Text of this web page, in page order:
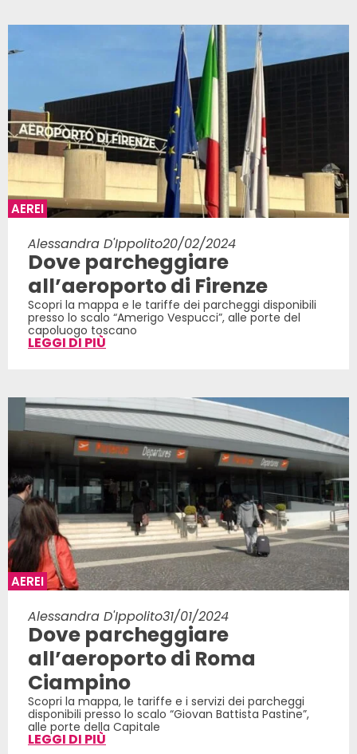
AEREI
Alessandra D'Ippolito20/02/2024
Dove parcheggiare
all’aeroporto di Firenze
Scopri la mappa e le tariffe dei parcheggi disponibili
presso lo scalo “Amerigo Vespucci”, alle porte del
capoluogo toscano
LEGGI DI PIÙ
AEREI
Alessandra D'Ippolito31/01/2024
Dove parcheggiare
all’aeroporto di Roma
Ciampino
Scopri la mappa, le tariffe e i servizi dei parcheggi
disponibili presso lo scalo “Giovan Battista Pastine”,
alle porte della Capitale
LEGGI DI PIÙ